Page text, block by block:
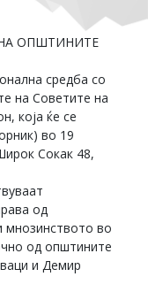
ОПШТИНИТЕ
средба со
на Советите на
која ќе се
во 19
Сокак 48,
од
мнозинството во
од општините
и Демир